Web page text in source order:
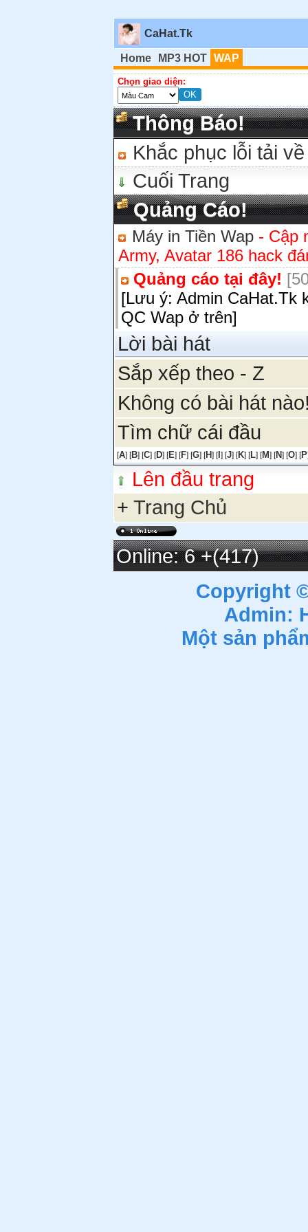
CaHat.Tk
Home MP3 HOT WAP
Chọn giao diện:
Thông Báo!
Khắc phục lỗi tải về
Cuối Trang
Quảng Cáo!
Máy in Tiền Wap - Cập
Army, Avatar 186 hack
Quảng cáo tại đây!
[Lưu ý: Admin CaHat.Tk
QC Wap ở trên]
Lời bài hát
Sắp xếp theo - Z
Không có bài hát
Tìm chữ cái đầu
[A] [B] [C] [D] [E] [F] [G] [H] [I ] [J] [K] [L] [M] [N] [O] [P
Lên đầu trang
+ Trang Chủ
Online: 6+(417)
Copyright
Admin:
Một sản